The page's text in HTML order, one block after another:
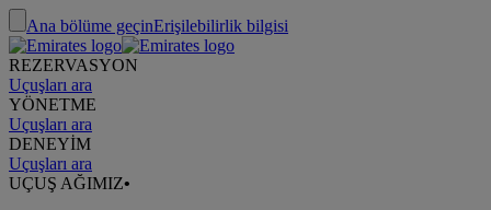
Ana bölüme geçinErişilebilirlik bilgisi
REZERVASYON
Uçuşları ara
YÖNETME
Uçuşları ara
DENEYİM
Uçuşları ara
UÇUŞ AĞIMIZ•